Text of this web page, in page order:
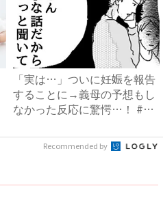
「実は…」ついに妊娠を報告
することに→義母の予想もし
なかった反応に驚愕…！ #
Recommended by